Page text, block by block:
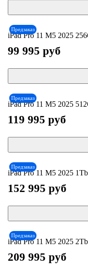
Предзаказ
iPad Pro 11 М5 2025
99 995 руб
Предзаказ
iPad Pro 11 М5 2025
119 995 руб
Предзаказ
iPad Pro 11 М5 2025
152 995 руб
Предзаказ
iPad Pro 11 М5 2025
209 995 руб